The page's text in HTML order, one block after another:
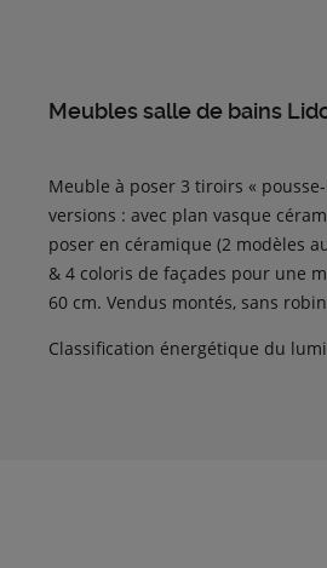
Meubles salle de bains
Meuble à poser 3 tiroirs «
versions : avec plan vasque
poser en céramique (2 modèles
& 4 coloris de façades pour une
60 cm. Vendus montés, sans
Classification énergétique du